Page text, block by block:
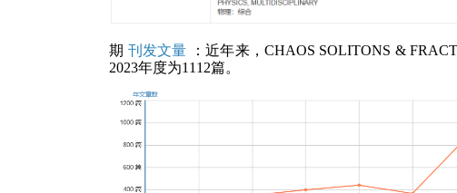
期 刊发文量
：近年来，CHAOS SOLITONS &
2023年度为1112篇。